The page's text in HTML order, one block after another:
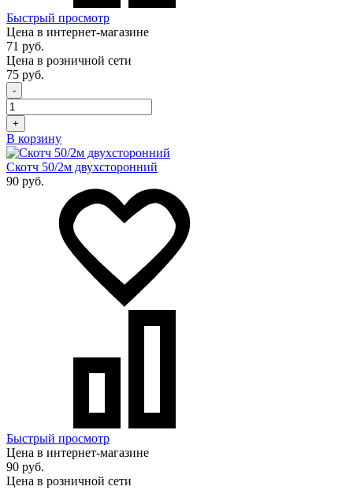
Быстрый просмотр
Цена в интернет-магазине
71 руб.
Цена в розничной сети
75 руб.
-
+
В корзину
Скотч 50/2м двухсторонний
90 руб.
Быстрый просмотр
Цена в интернет-магазине
90 руб.
Цена в розничной сети